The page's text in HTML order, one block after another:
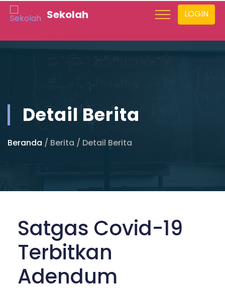
Sekolah LOGIN
Detail Berita
Beranda / Berita / Detail Berita
Satgas Covid-19
Terbitkan
Adendum